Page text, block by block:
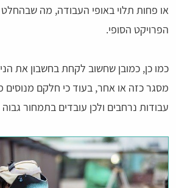
או פחות תלוי באופי העבודה, מה
הפרויקט הסופי.
כמו כן, כמובן שחשוב לקחת בחשבון את
מסגר כזה או אחר, בעוד כי חלקם מנוסים
עבודות נרחבים ולכן עובדים בתמחור